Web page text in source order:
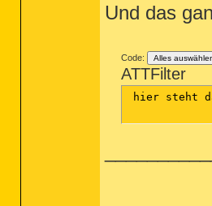
Und das
Code: Alles
ATTFilter
hier steht